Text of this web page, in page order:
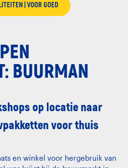
| VOOR GOED
BUURMAN
op locatie naar
voor thuis
en winkel voor hergebruik van